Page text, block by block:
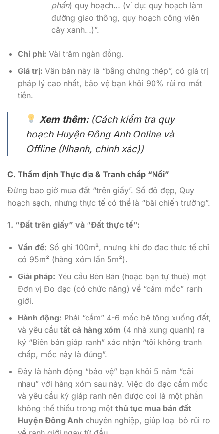
phần) quy hoạch… (ví dụ: quy hoạch làm
đường giao thông, quy hoạch công viên
cây xanh…)”.
Chi phí: Vài trăm ngàn đồng.
Giá trị: Văn bản này là “bằng chứng thép”, có giá trị
pháp lý cao nhất, bảo vệ bạn khỏi 90% rủi ro mất
tiền.
Xem thêm: (Cách kiểm tra quy
hoạch Huyện Đông Anh Online và
Offline (Nhanh, chính xác))
C. Thẩm định Thực địa & Tranh chấp “Nổi”
Đừng bao giờ mua đất “trên giấy”. Sổ đỏ đẹp, Quy
hoạch sạch, nhưng thực tế có thể là “bãi chiến trường”.
1. “Đất trên giấy” và “Đất thực tế”:
Vấn đề: Sổ ghi 100m², nhưng khi đo đạc thực tế chỉ
có 95m² (hàng xóm lấn 5m²).
Giải pháp: Yêu cầu Bên Bán (hoặc bạn tự thuê) một
Đơn vị Đo đạc (có chức năng) về “cắm mốc” ranh
giới.
Hành động: Phải “cắm” 4-6 mốc bê tông xuống đất,
và yêu cầu tất cả hàng xóm (4 nhà xung quanh) ra
ký “Biên bản giáp ranh” xác nhận “tôi không tranh
chấp, mốc này là đúng”.
Đây là hành động “bảo vệ” bạn khỏi 5 năm “cãi
nhau” với hàng xóm sau này. Việc đo đạc cắm mốc
và yêu cầu ký giáp ranh nên được coi là một phần
không thể thiếu trong một thủ tục mua bán đất
Huyện Đông Anh chuyên nghiệp, giúp loại bỏ rủi ro